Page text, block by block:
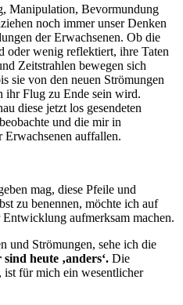
Manipulation, Bevormundung
noch immer unser Denken
der Erwachsenen. Ob die
oder wenig reflektiert, ihre Taten
Zeitstrahlen bewegen sich
sie von den neuen Strömungen
ihr Flug zu Ende sein wird.
diese jetzt los gesendeten
und die mir in
Erwachsenen auffallen.
mag, diese Pfeile und
zu benennen, möchte ich auf
aufmerksam machen.
und Strömungen, sehe ich die
heute ‚anders‘. Die
ist für mich ein wesentlicher